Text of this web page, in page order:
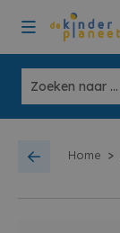
Home >